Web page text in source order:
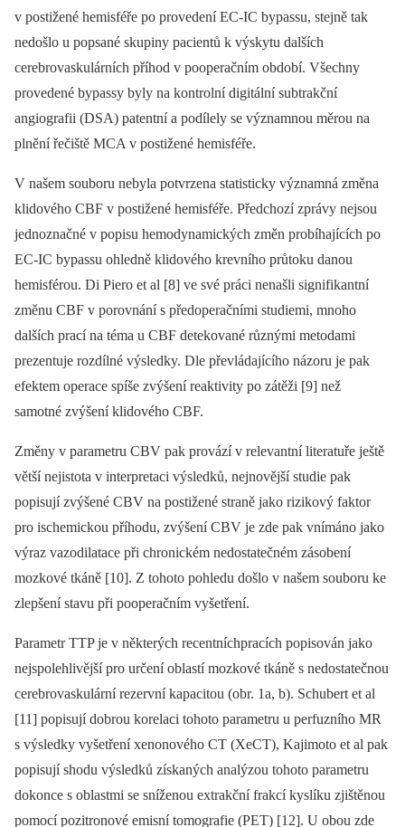
v postižené hemisféře po provedení EC‑IC bypassu, stejně tak
nedošlo u popsané skupiny pacientů k výskytu dalších
cerebrovaskulárních příhod v pooperačním období. Všechny
provedené bypassy byly na kontrolní digitální subtrakční
angiografii (DSA) patentní a podílely se významnou měrou na
plnění řečiště MCA v postižené hemisféře.
V našem souboru nebyla potvrzena statisticky významná změna
klidového CBF v postižené hemisféře. Předchozí zprávy nejsou
jednoznačné v popisu hemodynamických změn probíhajících po
EC‑IC bypassu ohledně klidového krevního průtoku danou
hemisférou. Di Piero et al [8] ve své práci nenašli signifikantní
změnu CBF v porovnání s předoperačními studiemi, mnoho
dalších prací na téma u CBF detekované různými metodami
prezentuje rozdílné výsledky. Dle převládajícího názoru je pak
efektem operace spíše zvýšení reaktivity po zátěži [9] než
samotné zvýšení klidového CBF.
Změny v parametru CBV pak provází v relevantní literatuře ještě
větší nejistota v interpretaci výsledků, nejnovější studie pak
popisují zvýšené CBV na postižené straně jako rizikový faktor
pro ischemickou příhodu, zvýšení CBV je zde pak vnímáno jako
výraz vazodilatace při chronickém nedostatečném zásobení
mozkové tkáně [10]. Z tohoto pohledu došlo v našem souboru ke
zlepšení stavu při pooperačním vyšetření.
Parametr TTP je v ně­kte­rých recentníchpracích popisován jako
nejspolehlivější pro určení oblastí mozkové tkáně s nedostatečnou
cerebrovaskulární rezervní kapacitou (obr. 1a, b). Schubert et al
[11] popisují dobrou korelaci tohoto parametru u perfuzního MR
s výsledky vyšetření xenonového CT (XeCT), Kajimoto et al pak
popisují shodu výsledků získaných analýzou tohoto parametru
dokonce s oblastmi se sníženou extrakční frakcí kyslíku zjištěnou
pomocí pozitronové emisní tomografie (PET) [12]. U obou zde